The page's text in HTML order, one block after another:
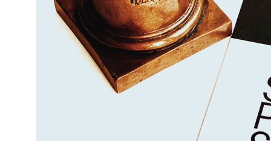
ФЕМИДА
ВЫСШАЯ
ЮРИДИЧЕСКАЯ
info@femida.ru